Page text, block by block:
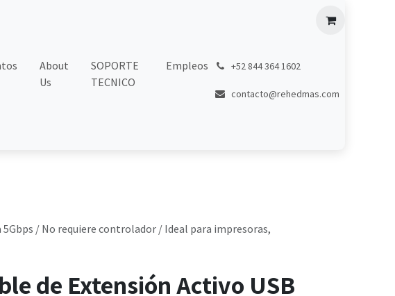
About
Us
SOPORTE
TECNICO
Empleos +52 844 364 1602
contacto@rehedmas.com
5Gbps / No requiere controlador / Ideal para impresoras,
de Extensión Activo USB